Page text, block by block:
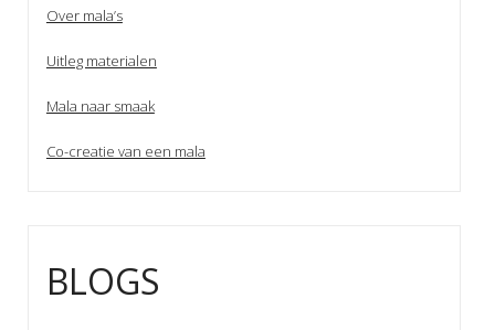
Over mala’s
Uitleg materialen
Mala naar smaak
Co-creatie van een mala
BLOGS